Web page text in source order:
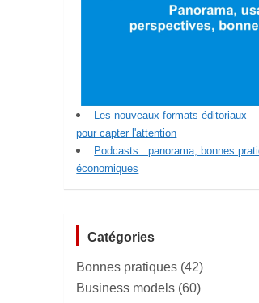
Les nouveaux formats éditoriaux
pour capter l'attention
Podcasts : panorama, bonnes
économiques
Catégories
Bonnes pratiques (42)
Business models (60)